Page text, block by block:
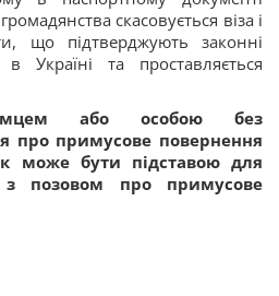
скасовується віза і
що підтверджують законні
Україні та проставляється
або особою без
про примусове повернення
може бути підставою для
позовом про примусове